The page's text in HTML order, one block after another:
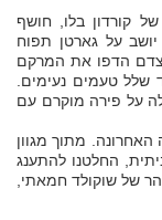
קורדון בלו, חושף
על גארטן תפוח
הדפו את המרקם
שלל טעמים נעימים.
על פירה מוקרם עם
מתוך מגוון
החלטנו להתענג
של שוקולד חמאתי,